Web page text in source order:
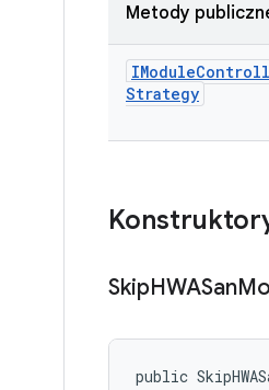
Metody
IModule
Strategy
SkipHWASan
public